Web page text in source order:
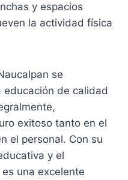
y espacios
la actividad física
se
educación de calidad
exitoso tanto en el
el personal. Con su
y el
una excelente